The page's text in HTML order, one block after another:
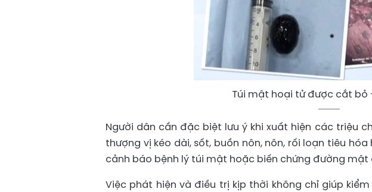
Túi mật hoại tử được cắt bỏ
Người dân cần đặc biệt lưu ý khi xuất hiện các triệu
thượng vị kéo dài, sốt, buồn nôn, nôn, rối loạn tiêu
cảnh báo bệnh lý túi mật hoặc biến chứng đường
Việc phát hiện và điều trị kịp thời không chỉ giúp